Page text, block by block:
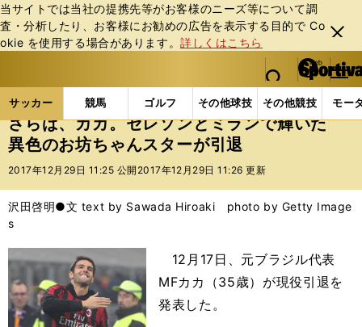
当サイトでは当社の提携先等がお客様のニーズ等について調
査・分析したり、お客様にお勧めの広告を表⽰する⽬的で Co
okie を使⽤する場合があります。詳しくはこちら
閉じ
る
web Sportiva (webスポルティーバ)
検索
マイペ
ー
ジ
メニュ
サッカー 競馬 ゴルフ その他球技 その他競技 モー
ス
ポ
ル
バ
サッカーの記事一覧 海外サッカー 海外サッカー
さらば、カカ。セレソンとミランで輝いた
異色のお坊ちゃんスターが引退
2017年12月29日 11:25 公開 2017年12月29日 11:26 更新
沢田啓明●文 text by Sawada Hiroaki photo by Getty Image
s
12月17日、元ブラジル代表
MFカカ（35歳）が現役引退を
発表した。